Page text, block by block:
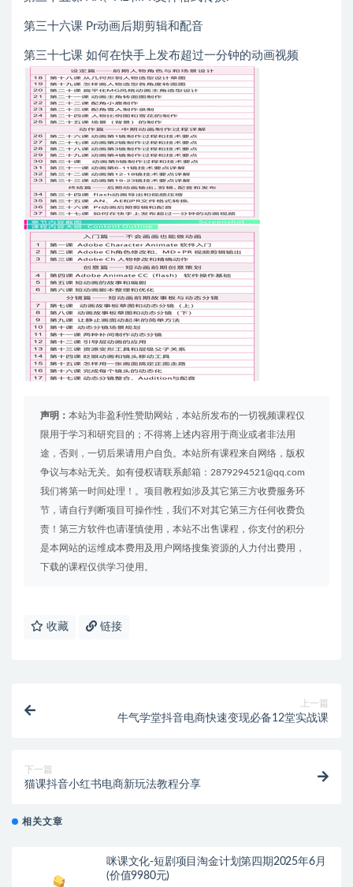
第三十六课 Pr动画后期剪辑和配音
第三十七课 如何在快手上发布超过一分钟的动画视频
声明： 本站为非盈利性赞助网站，本站所发布的一切视频课程仅
限用于学习和研究目的；不得将上述内容用于商业或者非法用
途，否则，一切后果请用户自负。本站所有课程来自网络，版权
争议与本站无关。如有侵权请联系邮箱：2879294521@qq.com
我们将第一时间处理！。项目教程如涉及其它第三方收费服务环
节，请自行判断项目可操作性，我们不对其它第三方任何收费负
责！第三方软件也请谨慎使用，本站不出售课程，你支付的积分
是本网站的运维成本费用及用户网络搜集资源的人力付出费用，
下载的课程仅供学习使用。
收藏 链接
上一篇
牛气学堂抖音电商快速变现必备12堂实战课
下一篇
猫课抖音小红书电商新玩法教程分享
相关文章
咪课文化-短剧项目淘金计划第四期2025年6月
(价值9980元)